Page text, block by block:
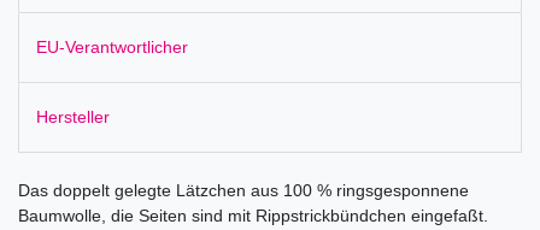
EU-Verantwortlicher
Hersteller
Das doppelt gelegte Lätzchen aus 100 % ringsgesponnene
Baumwolle, die Seiten sind mit Rippstrickbündchen eingefaßt.